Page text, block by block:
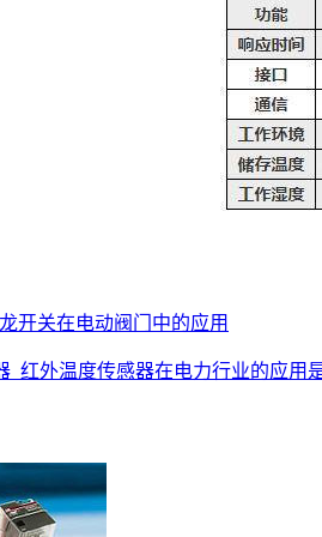
开关在电动阀门中的应用
_红外温度传感器在电力行业的应用